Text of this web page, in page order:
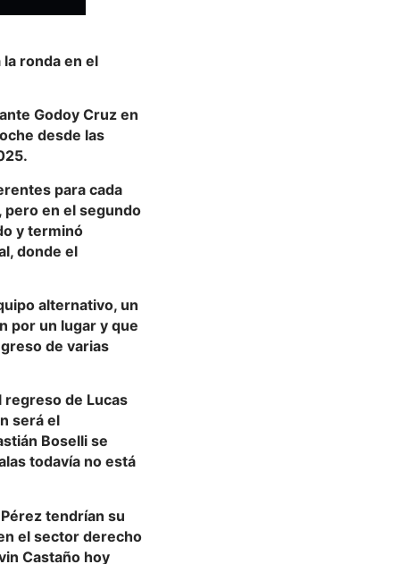
ronda en el
Godoy Cruz en
desde las
para cada
pero en el segundo
y terminó
donde el
alternativo, un
por un lugar y que
de varias
regreso de Lucas
será el
Boselli se
todavía no está
tendrían su
el sector derecho
Castaño hoy